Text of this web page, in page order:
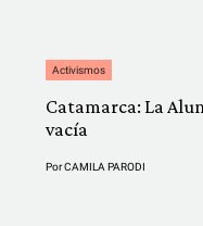
Activismos
Catamarca: La
vacía
PorCAMILA PARODI